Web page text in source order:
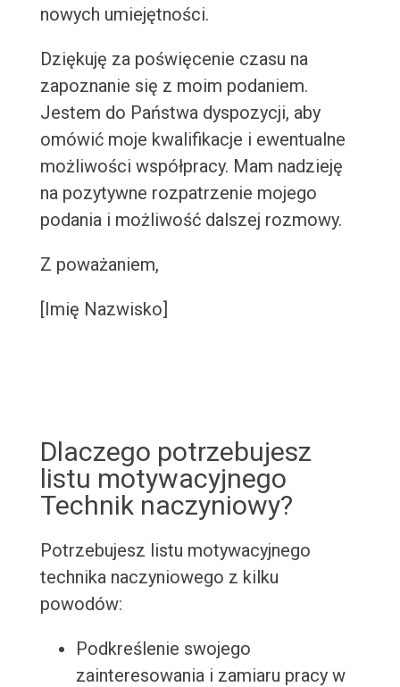
nowych umiejętności.
Dziękuję za poświęcenie czasu na
zapoznanie się z moim podaniem.
Jestem do Państwa dyspozycji, aby
omówić moje kwalifikacje i ewentualne
możliwości współpracy. Mam nadzieję
na pozytywne rozpatrzenie mojego
podania i możliwość dalszej rozmowy.
Z poważaniem,
[Imię Nazwisko]
Dlaczego potrzebujesz
listu motywacyjnego
Technik naczyniowy?
Potrzebujesz listu motywacyjnego
technika naczyniowego z kilku
powodów:
Podkreślenie swojego
zainteresowania i zamiaru pracy w